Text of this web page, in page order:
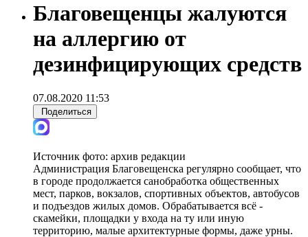
Благовещенцы жалуются
на аллергию от
дезинфицирующих средств
07.08.2020 11:53
Поделиться
Источник фото: архив редакции
Администрация Благовещенска регулярно сообщает, что
в городе продолжается санобработка общественных
мест, парков, вокзалов, спортивных объектов, автобусов
и подъездов жилых домов. Обрабатывается всё -
скамейки, площадки у входа на ту или иную
территорию, малые архитектурные формы, даже урны.